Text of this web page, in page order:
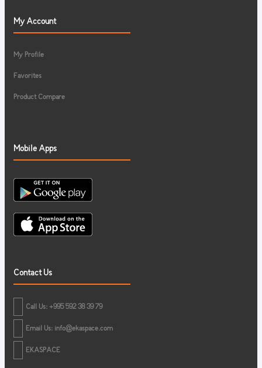
My Account
My Profile
Favorites
Product Compare
Mobile Apps
Contact Us
Call Us: +995 592 38 39 79
Email Us: info@ekaspace.com
EKASPACE